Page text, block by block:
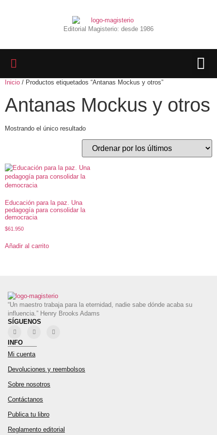
Editorial Magisterio: desde 1986
Inicio / Productos etiquetados “Antanas Mockus y otros”
Antanas Mockus y otros
Mostrando el único resultado
Educación para la paz. Una
pedagogía para consolidar la
democracia
$61.950
Añadir al carrito
“Un maestro trabaja para la eternidad, nadie sabe dónde acaba su
influencia.” Henry Brooks Adams
SÍGUENOS
INFO
Mi cuenta
Devoluciones y reembolsos
Sobre nosotros
Contáctanos
Publica tu libro
Reglamento editorial